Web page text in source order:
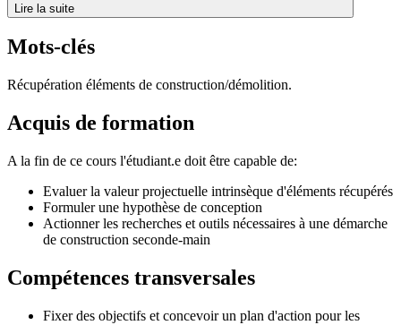
Lire la suite
Mots-clés
Récupération éléments de construction/démolition.
Acquis de formation
A la fin de ce cours l'étudiant.e doit être capable de:
Evaluer la valeur projectuelle intrinsèque d'éléments récupérés
Formuler une hypothèse de conception
Actionner les recherches et outils nécessaires à une démarche
de construction seconde-main
Compétences transversales
Fixer des objectifs et concevoir un plan d'action pour les